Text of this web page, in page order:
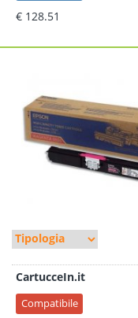
€ 128.51
CartucceIn.it
Compatibile